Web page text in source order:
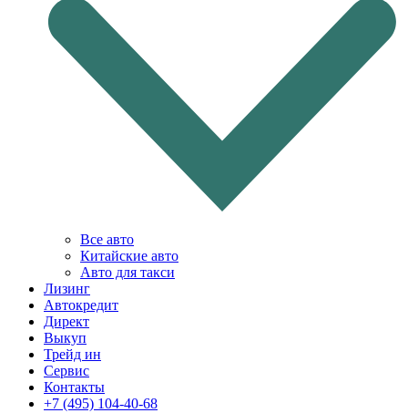
Все авто
Китайские авто
Авто для такси
Лизинг
Автокредит
Директ
Выкуп
Трейд ин
Сервис
Контакты
+7 (495) 104-40-68